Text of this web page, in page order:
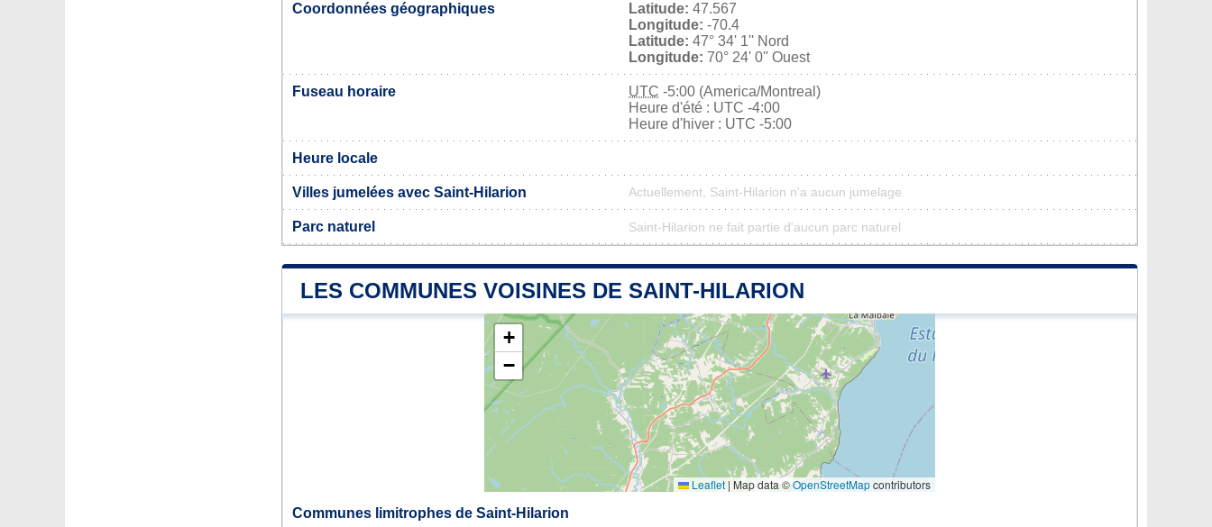
Coordonnées géographiques Latitude: 47.567
Longitude: -70.4
Latitude: 47° 34' 1'' Nord
Longitude: 70° 24' 0'' Ouest
Fuseau horaire UTC -5:00 (America/Montreal)
Heure d'été : UTC -4:00
Heure d'hiver : UTC -5:00
Heure locale
Villes jumelées avec Saint-Hilarion Actuellement, Saint-Hilarion n'a aucun jumelage
Parc naturel Saint-Hilarion ne fait partie d'aucun parc naturel
LES COMMUNES VOISINES DE SAINT-HILARION
+
−
Leaflet | Map data ©OpenStreetMapcontributors
Communes limitrophes de Saint-Hilarion